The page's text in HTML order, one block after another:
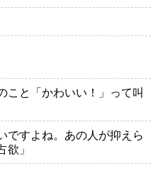
こと「かわいい！」って叫
ですよね。あの人が抑えら
欲」